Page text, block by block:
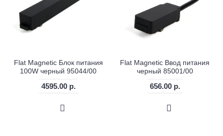
Flat Magnetic Блок питания
100W черный 95044/00
4595.00 р.
Flat Magnetic Ввод питания
черный 85001/00
656.00 р.